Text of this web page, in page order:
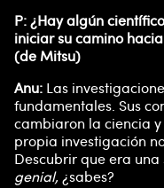
P: ¿Hay algún
iniciar su camino
(de Mitsu)
Anu: Las
fundamentales. Sus
cambiaron la ciencia
propia investigación
Descubrir que era
genial, ¿sabes?